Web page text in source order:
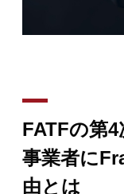
FATFの第
事業者に
由とは